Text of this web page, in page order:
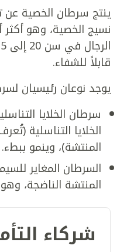
ينتج سرطان الخصية عن
نسيج الخصية، وهو أكثر
قابلاً للشفاء.
يوجد نوعان رئيسيان
سرطان الخلايا
الخلايا التناسلية
المنتشة)، وينمو ببطء.
السرطان المغاير
المنتشة الناضجة،
شركاء